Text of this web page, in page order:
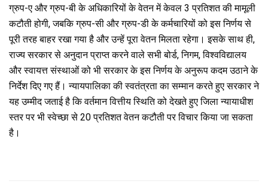
ग्रुप-ए और ग्रुप-बी के अधिकारियों के वेतन में केवल 3 प्रतिशत की मामूली
कटौती होगी, जबकि ग्रुप-सी और ग्रुप-डी के कर्मचारियों को इस निर्णय से
पूरी तरह बाहर रखा गया है और उन्हें पूरा वेतन मिलता रहेगा। इसके साथ ही,
राज्य सरकार से अनुदान प्राप्त करने वाले सभी बोर्ड, निगम, विश्वविद्यालय
और स्वायत्त संस्थाओं को भी सरकार के इस निर्णय के अनुरूप कदम उठाने के
निर्देश दिए गए हैं। न्यायपालिका की स्वतंत्रता का सम्मान करते हुए सरकार ने
यह उम्मीद जताई है कि वर्तमान वित्तीय स्थिति को देखते हुए जिला न्यायाधीश
स्तर पर भी स्वेच्छा से 20 प्रतिशत वेतन कटौती पर विचार किया जा सकता
है।